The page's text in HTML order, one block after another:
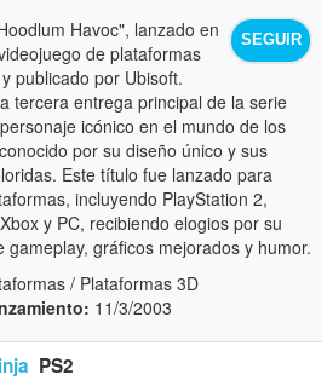
SEGUIR
Havoc", lanzado en
de plataformas
publicado por Ubisoft.
tercera entrega principal de la serie
icónico en el mundo de los
por su diseño único y sus
Este título fue lanzado para
incluyendo PlayStation 2,
y PC, recibiendo elogios por su
gameplay, gráficos mejorados y humor.
/ Plataformas 3D
11/3/2003
PS2